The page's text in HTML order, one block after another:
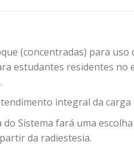
(concentradas) para uso
estudantes residentes no
integral da
Sistema fará uma
da radiestesia.